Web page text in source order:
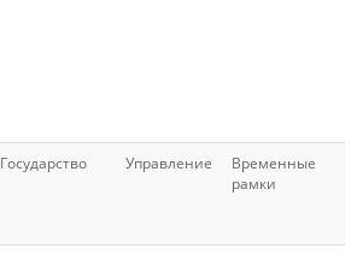
Государство Управление
Временные
рамки